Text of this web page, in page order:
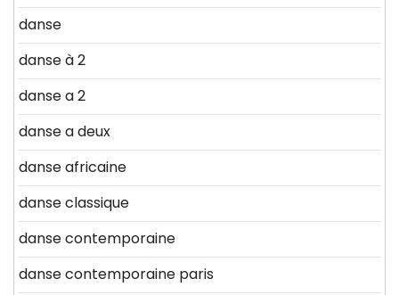
danse
danse à 2
danse a 2
danse a deux
danse africaine
danse classique
danse contemporaine
danse contemporaine paris